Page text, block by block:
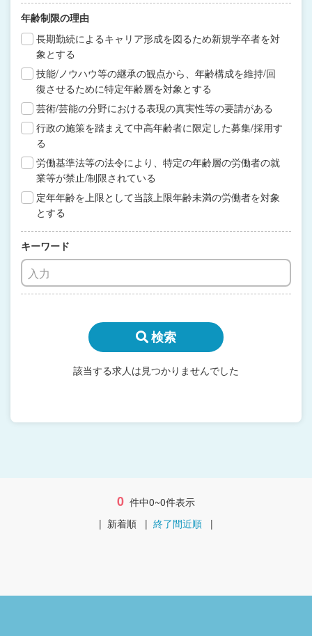
年齢制限の理由
長期勤続によるキャリア形成を図るため新規学卒者を対
象とする
技能/ノウハウ等の継承の観点から、年齢構成を維持/回
復させるために特定年齢層を対象とする
芸術/芸能の分野における表現の真実性等の要請がある
行政の施策を踏まえて中高年齢者に限定した募集/採用す
る
労働基準法等の法令により、特定の年齢層の労働者の就
業等が禁止/制限されている
定年年齢を上限として当該上限年齢未満の労働者を対象
とする
キーワード
検索
該当する求人は見つかりませんでした
0 件中0~0件表示
| 新着順 | 終了間近順 |